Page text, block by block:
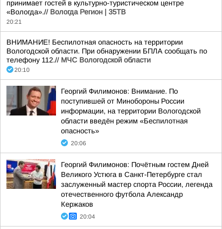
принимает гостей в культурно-туристическом центре
«Вологда».// Вологда Регион | 35ТВ
20:21
ВНИМАНИЕ! Беспилотная опасность на территории
Вологодской области. При обнаружении БПЛА сообщать по
телефону 112.// МЧС Вологодской области
20:10
Георгий Филимонов: Внимание. По
поступившей от Минобороны России
информации, на территории Вологодской
области введён режим «Беспилотная
опасность»
20:06
Георгий Филимонов: Почётным гостем Дней
Великого Устюга в Санкт-Петербурге стал
заслуженный мастер спорта России, легенда
отечественного футбола Александр
Кержаков
20:04